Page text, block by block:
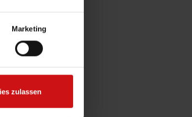
Marketing
zulassen